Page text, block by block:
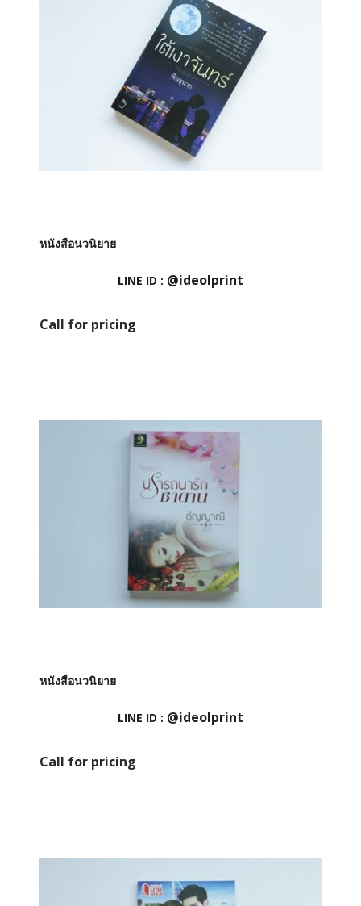
หนังสือนวนิยาย
LINE ID : @ideolprint
Call for pricing
หนังสือนวนิยาย
LINE ID : @ideolprint
Call for pricing